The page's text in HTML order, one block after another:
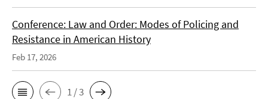
Conference: Law and Order: Modes of Policing and
Resistance in American History
Feb 17, 2026
1 / 3